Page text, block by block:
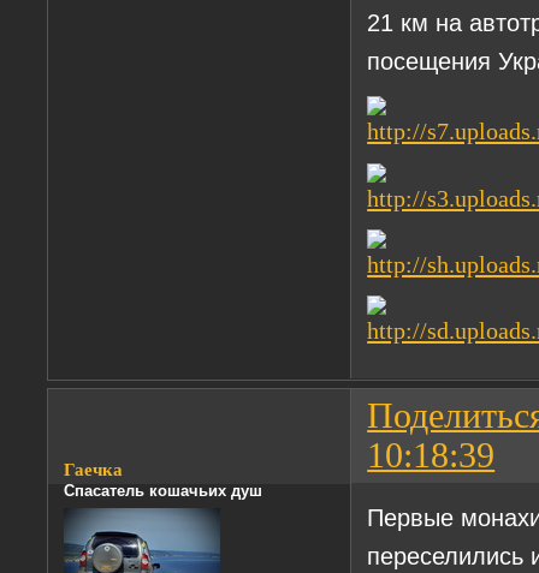
21 км на
посещения
10:18:39
Гаечка
Спасатель кошачьих душ
Первые
переселились